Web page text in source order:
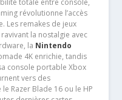
révolutionne l’accès
Les remakes de jeux
la nostalgie avec
la Nintendo
4K enrichie, tandis
console portable Xbox
vers des
Razer Blade 16 ou le HP